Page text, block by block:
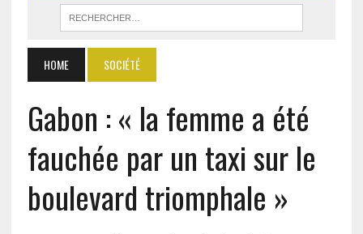
HOME SOCIÉTÉ
Gabon : « la femme a été
fauchée par un taxi sur le
boulevard triomphale »